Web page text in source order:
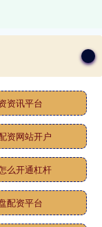
资讯平台
资网站开户
么开通杠杆
配资平台